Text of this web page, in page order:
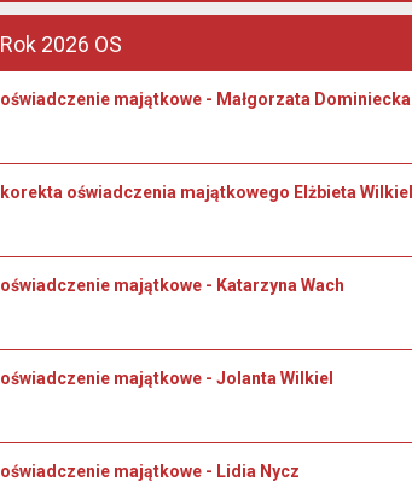
Rok 2026 OS
oświadczenie majątkowe - Małgorzata Dominiecka
korekta oświadczenia majątkowego Elżbieta Wilkiel
oświadczenie majątkowe - Katarzyna Wach
oświadczenie majątkowe - Jolanta Wilkiel
oświadczenie majątkowe - Lidia Nycz